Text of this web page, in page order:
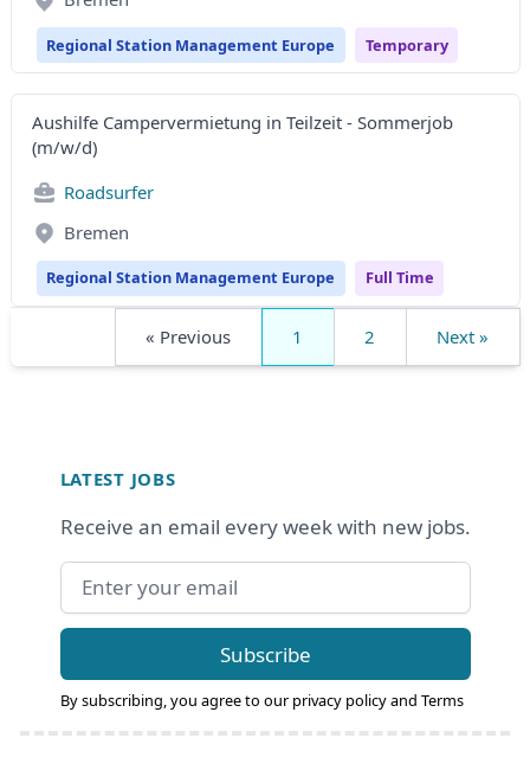
Regional Station Management Europe Temporary
Aushilfe Campervermietung in Teilzeit - Sommerjob
(m/w/d)
Roadsurfer
Bremen
Regional Station Management Europe Full Time
« Previous 1 2 Next »
LATEST JOBS
Receive an email every week with new jobs.
Email address
Subscribe
By subscribing, you agree to our privacy policyand Terms